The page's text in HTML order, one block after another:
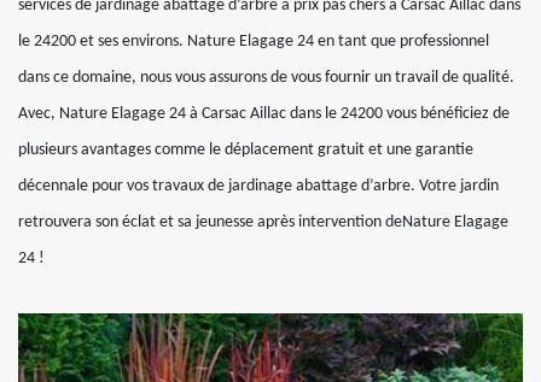
services de jardinage abattage d’arbre à prix pas chers à Carsac Aillac dans
le 24200 et ses environs. Nature Elagage 24 en tant que professionnel
dans ce domaine, nous vous assurons de vous fournir un travail de qualité.
Avec, Nature Elagage 24 à Carsac Aillac dans le 24200 vous bénéficiez de
plusieurs avantages comme le déplacement gratuit et une garantie
décennale pour vos travaux de jardinage abattage d’arbre. Votre jardin
retrouvera son éclat et sa jeunesse après intervention deNature Elagage
24 !